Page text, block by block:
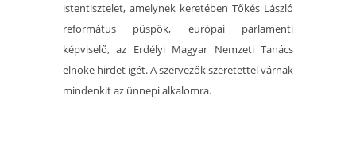
istentisztelet, amelynek keretében Tőkés László
református püspök, európai parlamenti
képviselő, az Erdélyi Magyar Nemzeti Tanács
elnöke hirdet igét. A szervezők szeretettel várnak
mindenkit az ünnepi alkalomra.